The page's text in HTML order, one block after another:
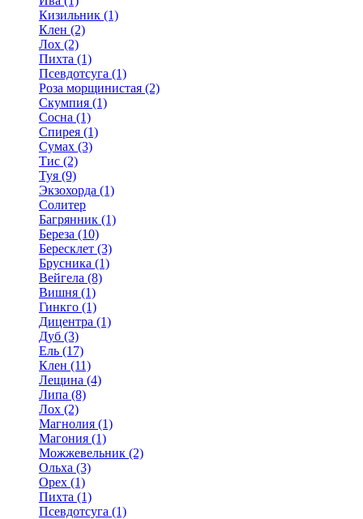
Кизильник (1)
Клен (2)
Лох (2)
Пихта (1)
Псевдотсуга (1)
Роза морщинистая (2)
Скумпия (1)
Сосна (1)
Спирея (1)
Сумах (3)
Тис (2)
Туя (9)
Экзохорда (1)
Солитер
Багрянник (1)
Береза (10)
Бересклет (3)
Брусника (1)
Вейгела (8)
Вишня (1)
Гинкго (1)
Дицентра (1)
Дуб (3)
Ель (17)
Клен (11)
Лещина (4)
Липа (8)
Лох (2)
Магнолия (1)
Магония (1)
Можжевельник (2)
Ольха (3)
Орех (1)
Пихта (1)
Псевдотсуга (1)